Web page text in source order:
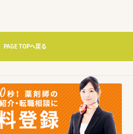
PAGE TOPへ戻る